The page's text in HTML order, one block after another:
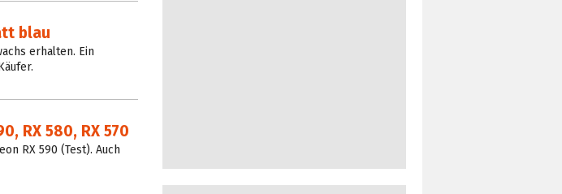
blau
erhalten. Ein
RX 580, RX 570
RX 590 (Test). Auch